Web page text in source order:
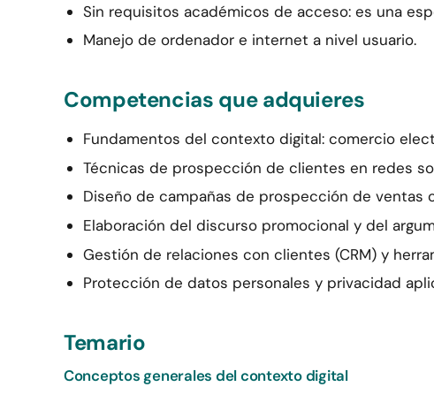
Sin requisitos académicos de acceso: es una
Manejo de ordenador e internet a nivel usuario.
Competencias que adquieres
Fundamentos del contexto digital: comercio
Técnicas de prospección de clientes en redes
Diseño de campañas de prospección de ventas
Elaboración del discurso promocional y del
Gestión de relaciones con clientes (CRM) y
Protección de datos personales y privacidad
Temario
Conceptos generales del contexto digital